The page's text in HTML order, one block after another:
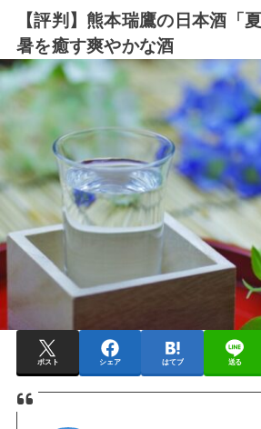
【評判】熊本瑞鷹の日本酒
暑を癒す爽やかな酒
ポスト シェア はてブ 送る